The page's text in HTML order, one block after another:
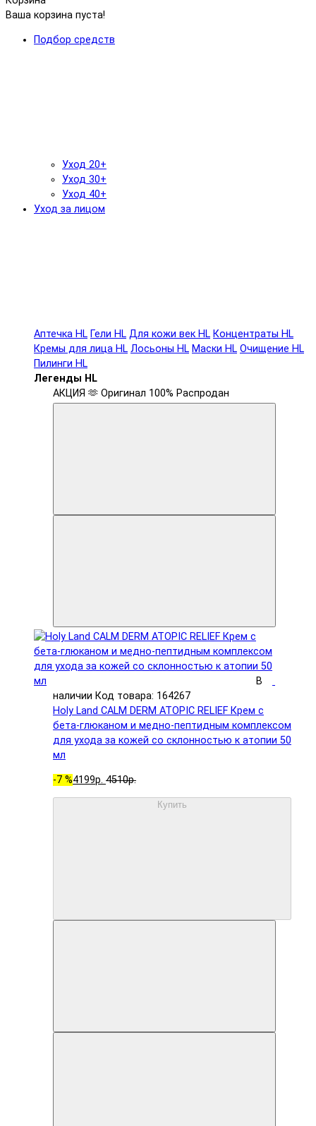
Ваша корзина пуста!
Подбор средств
Уход 20+
Уход 30+
Уход 40+
Уход за лицом
Аптечка HL Гели HL Для кожи век HL Концентраты HL
Кремы для лица HL Лосьоны HL Маски HL Очищение HL
Пилинги HL
Легенды HL
АКЦИЯ 🫶 Оригинал 100% Распродан
В
наличии Код товара: 164267
Holy Land CALM DERM ATOPIC RELIEF Крем с
бета-глюканом и медно-пептидным комплексом
для ухода за кожей со склонностью к атопии 50
мл
-7 %4199р. 4510р.
Купить